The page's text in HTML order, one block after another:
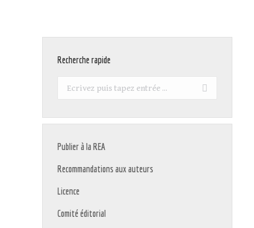
Recherche rapide
Recherche
Publier à la REA
Recommandations aux auteurs
Licence
Comité éditorial